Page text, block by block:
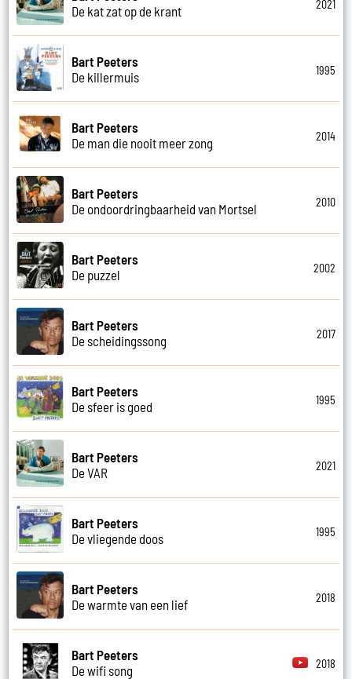
De kat zat op de krant
2021
Bart Peeters
De killermuis
1995
Bart Peeters
De man die nooit meer zong
2014
Bart Peeters
De ondoordringbaarheid van Mortsel
2010
Bart Peeters
De puzzel
2002
Bart Peeters
De scheidingssong
2017
Bart Peeters
De sfeer is goed
1995
Bart Peeters
De VAR
2021
Bart Peeters
De vliegende doos
1995
Bart Peeters
De warmte van een lief
2018
Bart Peeters
De wifi song
2018